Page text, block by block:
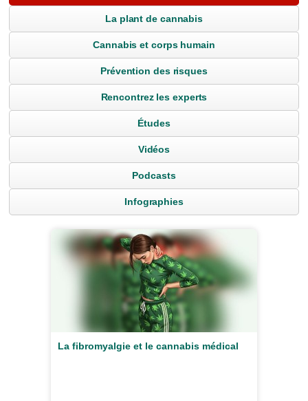
La plant de cannabis
Cannabis et corps humain
Prévention des risques
Rencontrez les experts
Études
Vidéos
Podcasts
Infographies
La fibromyalgie et le cannabis médical